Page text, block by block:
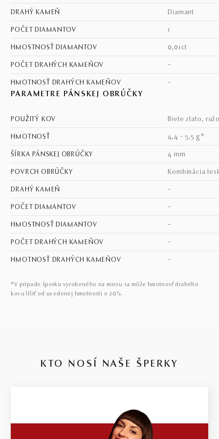
DRAHÝ KAMEŇ diamant
POČET DIAMANTOV 1
HMOSTNOSŤ DIAMANTOV 0,01ct
POČET DRAHÝCH KAMEŇOV –
HMOTNOSŤ DRAHÝCH KAMEŇOV –
PARAMETRE PÁNSKEJ OBRÚČKY
POUŽITÝ KOV biele zlato,
HMOTNOSŤ 4,4 - 5,5 g*
ŠÍRKA PÁNSKEJ OBRÚČKY 4 mm
POVRCH OBRÚČKY kombinácia
DRAHÝ KAMEŇ –
POČET DIAMANTOV –
HMOSTNOSŤ DIAMANTOV –
POČET DRAHÝCH KAMEŇOV –
HMOTNOSŤ DRAHÝCH KAMEŇOV –
*V prípade šperku vyrobeného na mieru sa môže hmotnosť drahého
kovu líšiť od uvedenej hmotnosti o 20%.
KTO NOSÍ NAŠE ŠPERKY